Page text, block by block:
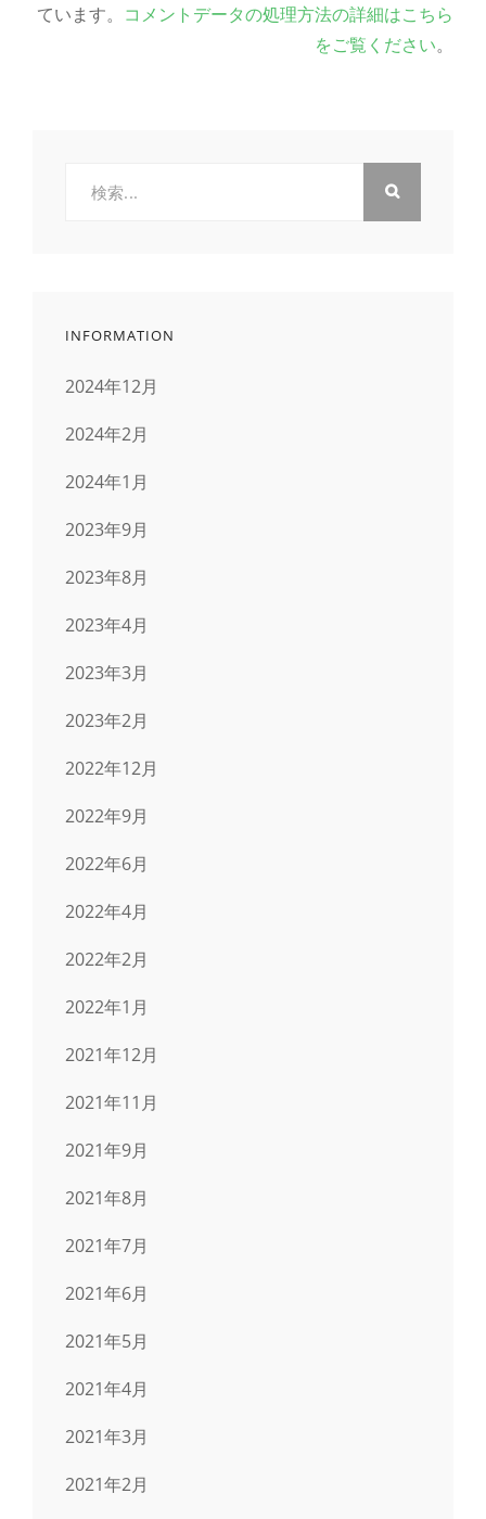
ています。 コメントデータの処理方法の詳細はこちら
をご覧ください。
INFORMATION
2024年12月
2024年2月
2024年1月
2023年9月
2023年8月
2023年4月
2023年3月
2023年2月
2022年12月
2022年9月
2022年6月
2022年4月
2022年2月
2022年1月
2021年12月
2021年11月
2021年9月
2021年8月
2021年7月
2021年6月
2021年5月
2021年4月
2021年3月
2021年2月